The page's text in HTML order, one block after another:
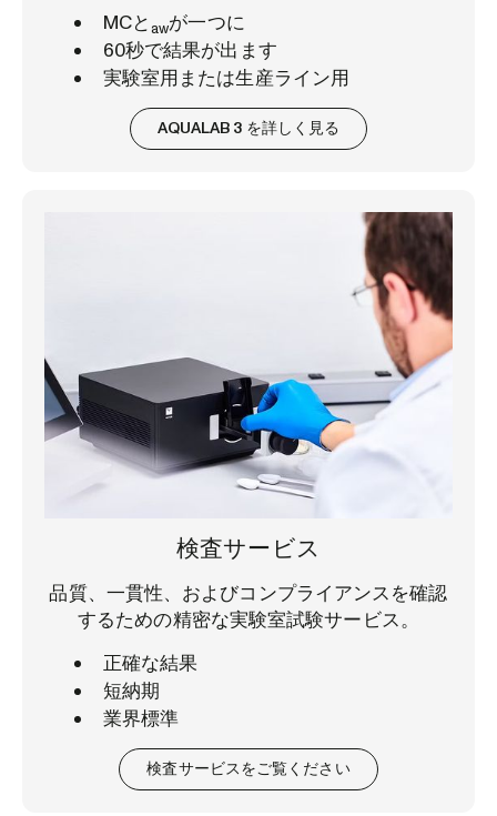
MCとawが一つに
60秒で結果が出ます
実験室用または生産ライン用
AQUALAB 3 を詳しく見る
検査サービス
品質、一貫性、およびコンプライアンスを確認
するための精密な実験室試験サービス。
正確な結果
短納期
業界標準
検査サービスをご覧ください